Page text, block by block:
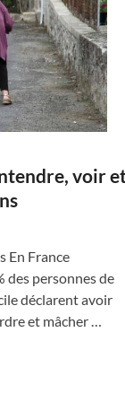
voir
En France
des personnes de
déclarent avoir
et mâcher …